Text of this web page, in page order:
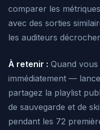
comparer les
avec des sorties
les auditeurs
À retenir : Quand
immédiatement —
partagez la playlist
de sauvegarde et de
pendant les 72